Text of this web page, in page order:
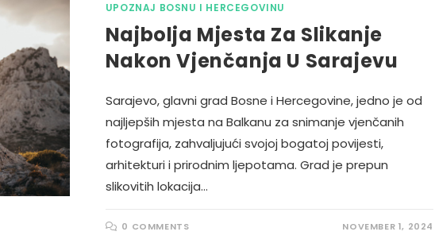
UPOZNAJ BOSNU I HERCEGOVINU
Najbolja Mjesta Za Slikanje
Nakon Vjenčanja U Sarajevu
Sarajevo, glavni grad Bosne i Hercegovine, jedno je od
najljepših mjesta na Balkanu za snimanje vjenčanih
fotografija, zahvaljujući svojoj bogatoj povijesti,
arhitekturi i prirodnim ljepotama. Grad je prepun
slikovitih lokacija…
0 COMMENTS NOVEMBER 1, 2024